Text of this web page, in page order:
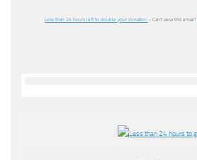
Less than 24 hours left to double your donation – Can’t view this email?